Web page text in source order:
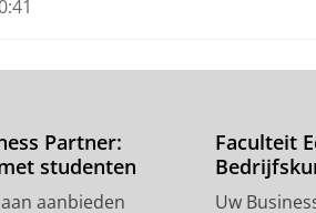
Partner:
studenten
aanbieden
Faculteit
Uw